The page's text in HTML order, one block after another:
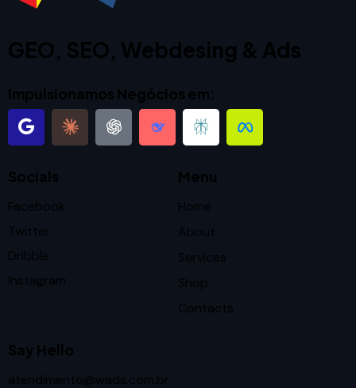
GEO, SEO, Webdesing & Ads
Impulsionamos Negócios em:
Socials
Facebook
Twitter
Dribble
Instagram
Menu
Home
About
Services
Shop
Contacts
Say Hello
atendimento@wads.com.br